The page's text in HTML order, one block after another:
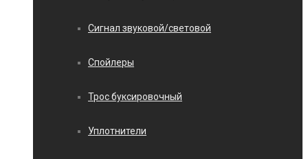
Сигнал звуковой/световой
Спойлеры
Трос буксировочный
Уплотнители